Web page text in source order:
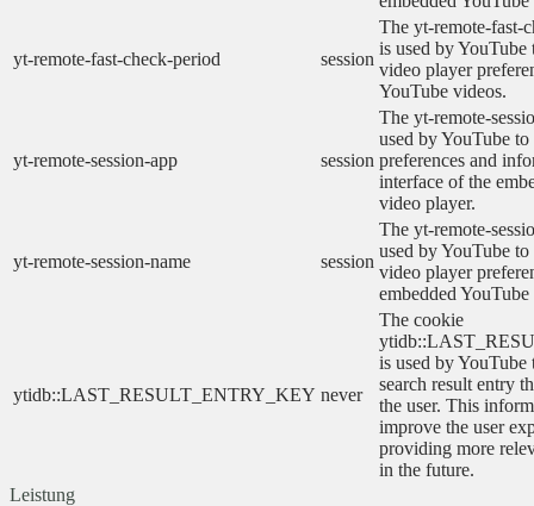
yt-remote-fast-check-period session
The yt-remote-fast-
is used by YouTube
video player
YouTube videos.
yt-remote-session-app session
The yt-remote-
used by YouTube to
preferences and
interface of the
video player.
yt-remote-session-name session
The yt-remote-
used by YouTube to
video player
embedded
ytidb::LAST_RESULT_ENTRY_KEY never
The cookie
is used by YouTube
search result entry
the user. This
improve the user
providing more
in the future.
Leistung